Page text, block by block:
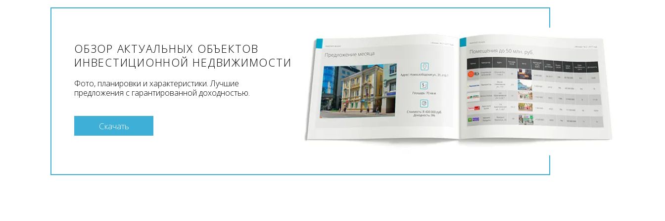
ОБЗОР АКТУАЛЬНЫХ ОБЪЕКТОВ
ИНВЕСТИЦИОННОЙ НЕДВИЖИМОСТИ
Фото, планировки и характеристики. Лучшие
предложения с гарантированной доходностью.
Скачать